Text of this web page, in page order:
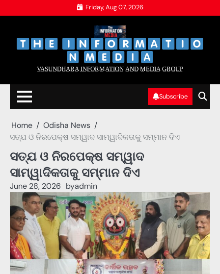
to
Friday, Aug 07, 2026
V̲A̲S̲U̲N̲D̲H̲A̲R̲A̲ I̲N̲F̲O̲R̲M̲A̲T̲I̲O̲N̲ A̲N̲D̲ M̲E̲D̲I̲A̲ G̲R̲O̲U̲P̲
Subscribe
Home
Odisha News
ସତ୍ଯ ଓ ନିରପେକ୍ଷ ସମ୍ୱାଦ ସାମ୍ୱାଦିକତାକୁ ସମ୍ମାନ ଦିଏ
ସତ୍ଯ ଓ ନିରପେକ୍ଷ ସମ୍ୱାଦ
ସାମ୍ୱାଦିକତାକୁ ସମ୍ମାନ ଦିଏ
June 28, 2026 byadmin